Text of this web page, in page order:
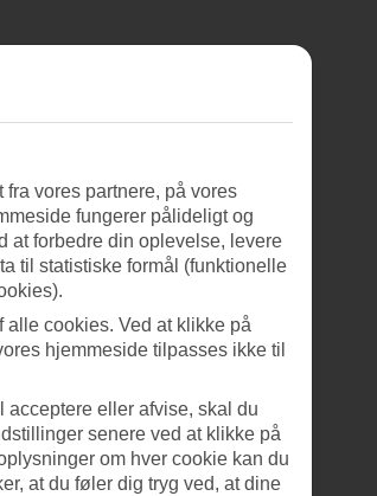
vores partnere, på vores
fungerer pålideligt og
at forbedre din oplevelse, levere
til statistiske formål (funktionelle
cookies. Ved at klikke på
hjemmeside tilpasses ikke til
eller afvise, skal du
senere ved at klikke på
om hver cookie kan du
at du føler dig tryg ved, at dine